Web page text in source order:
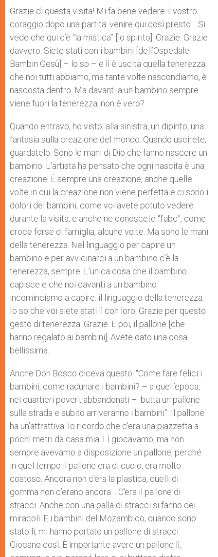
Grazie di questa visita! Mi fa bene vedere il vostro
coraggio dopo una partita: venire qui così presto… Si
vede che qui c’è “la mistica” [lo spirito]. Grazie. Grazie
davvero. Siete stati con i bambini [dell’Ospedale
Bambin Gesù] – lo so – e lì è uscita quella tenerezza
che noi tutti abbiamo, ma tante volte nascondiamo, è
nascosta dentro. Ma davanti a un bambino sempre
viene fuori la tenerezza, non è vero?
Quando entravo, ho visto, alla sinistra, un dipinto, una
fantasia sulla creazione del mondo. Quando uscirete,
guardatelo. Sono le mani di Dio che fanno nascere un
bambino. L’artista ha pensato che ogni nascita è una
creazione. È sempre una creazione, anche quelle
volte in cui la creazione non viene perfetta e ci sono i
dolori dei bambini, come voi avete potuto vedere
durante la visita, e anche ne conoscete “l’abc”, come
croce forse di famiglia, alcune volte. Ma sono le mani
della tenerezza. Nel linguaggio per capire un
bambino e per avvicinarci a un bambino c’è la
tenerezza, sempre. L’unica cosa che il bambino
capisce e che noi davanti a un bambino
incominciamo a capire: il linguaggio della tenerezza.
Io so che voi siete stati lì con loro. Grazie per questo
gesto di tenerezza. Grazie. E poi, il pallone [che
hanno regalato ai bambini]. Avete dato una cosa
bellissima.
Anche Don Bosco diceva questo: “Come fare felici i
bambini, come radunare i bambini? – a quell’epoca,
nei quartieri poveri, abbandonati –: butta un pallone
sulla strada e subito arriveranno i bambini”. Il pallone
ha un’attrattiva. Io ricordo che c’era una piazzetta a
pochi metri da casa mia. Lì giocavamo, ma non
sempre avevamo a disposizione un pallone, perché
in quel tempo il pallone era di cuoio, era molto
costoso. Ancora non c’era la plastica, quelli di
gomma non c’erano ancora… C’era il pallone di
stracci. Anche con una palla di stracci si fanno dei
miracoli. E i bambini del Mozambico, quando sono
stato lì, mi hanno portato un pallone di stracci.
Giocano così. È importante avere un pallone lì,